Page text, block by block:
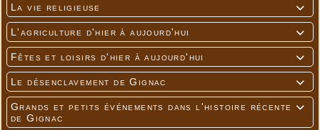

La vie religieuse

L'agriculture d'hier à aujourd'hui

Fêtes et loisirs d'hier à aujourd'hui

Le désenclavement de Gignac

Grands et petits événements dans l'histoire récente
de Gignac